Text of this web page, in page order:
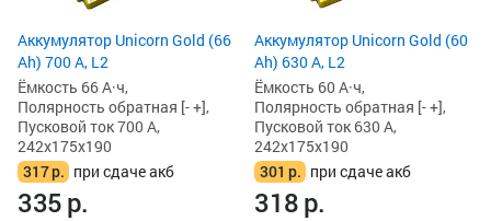
Аккумулятор Unicorn Gold (66
Ah) 700 А, L2
Ёмкость 66 А·ч,
Полярность обратная [- +],
Пусковой ток 700 А,
242x175x190
317р. при сдаче акб
335р.
Аккумулятор Unicorn Gold (60
Ah) 630 А, L2
Ёмкость 60 А·ч,
Полярность обратная [- +],
Пусковой ток 630 А,
242x175x190
301 р. при сдаче акб
318р.